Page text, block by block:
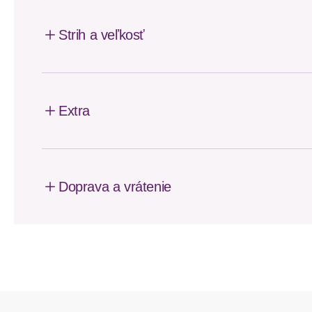
Strih a veľkosť
Extra
Doprava a vrátenie